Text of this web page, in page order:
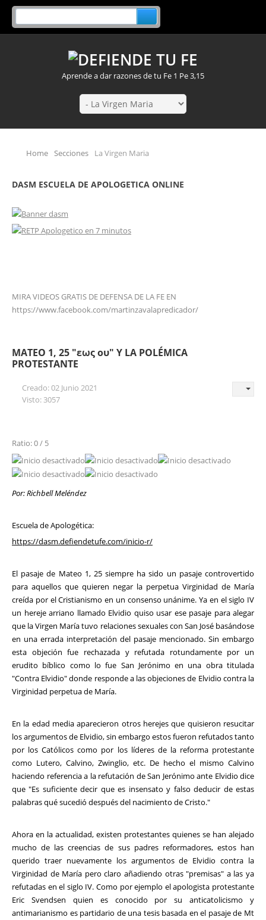
Aprende a dar razones de tu Fe 1 Pe 3,15
Home Secciones La Virgen Maria
DASM ESCUELA DE APOLOGETICA ONLINE
MIRA VIDEOS GRATIS DE DEFENSA DE LA FE EN
https://www.facebook.com/martinzavalapredicador/
MATEO 1, 25 "εως ου" Y LA POLÉMICA
PROTESTANTE
Creado: 02 Junio 2021
Visto: 3057
Ratio: 0 / 5
Por: Richbell Meléndez
Escuela de Apologética:
https://dasm.defiendetufe.com/inicio-r/
El pasaje de Mateo 1, 25 siempre ha sido un pasaje controvertido
para aquellos que quieren negar la perpetua Virginidad de María
creída por el Cristianismo en un consenso unánime. Ya en el siglo IV
un hereje arriano llamado Elvidio quiso usar ese pasaje para alegar
que la Virgen María tuvo relaciones sexuales con San José basándose
en una errada interpretación del pasaje mencionado. Sin embargo
esta objeción fue rechazada y refutada rotundamente por un
erudito bíblico como lo fue San Jerónimo en una obra titulada
"Contra Elvidio" donde responde a las objeciones de Elvidio contra la
Virginidad perpetua de María.
En la edad media aparecieron otros herejes que quisieron resucitar
los argumentos de Elvidio, sin embargo estos fueron refutados tanto
por los Católicos como por los líderes de la reforma protestante
como Lutero, Calvino, Zwinglio, etc. De hecho el mismo Calvino
haciendo referencia a la refutación de San Jerónimo ante Elvidio dice
que "Es suficiente decir que es insensato y falso deducir de estas
palabras qué sucedió después del nacimiento de Cristo."
Ahora en la actualidad, existen protestantes quienes se han alejado
mucho de las creencias de sus padres reformadores, estos han
querido traer nuevamente los argumentos de Elvidio contra la
Virginidad de María pero claro añadiendo otras "premisas" a las ya
refutadas en el siglo IV. Como por ejemplo el apologista protestante
Eric Svendsen quien es conocido por su anticatolicismo y
antimarianismo es partidario de una tesis basada en el pasaje de Mt